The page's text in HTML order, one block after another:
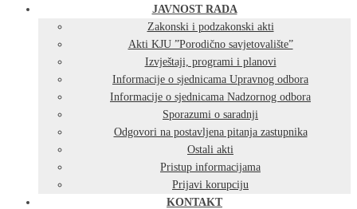
JAVNOST RADA
Zakonski i podzakonski akti
Akti KJU ”Porodično savjetovalište”
Izvještaji, programi i planovi
Informacije o sjednicama Upravnog odbora
Informacije o sjednicama Nadzornog odbora
Sporazumi o saradnji
Odgovori na postavljena pitanja zastupnika
Ostali akti
Pristup informacijama
Prijavi korupciju
KONTAKT